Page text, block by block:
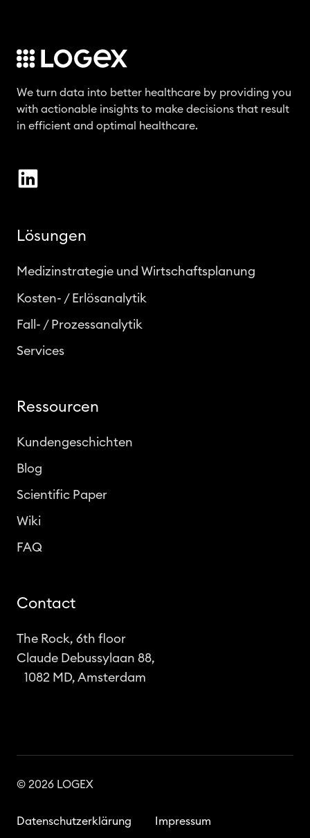
We turn data into better healthcare by providing you
with actionable insights to make decisions that result
in efficient and optimal healthcare.
Lösungen
Medizinstrategie und Wirtschaftsplanung
Kosten- / Erlösanalytik
Fall- / Prozessanalytik
Services
Ressourcen
Kundengeschichten
Blog
Scientific Paper
Wiki
FAQ
Contact
The Rock, 6th floor
Claude Debussylaan 88,
1082 MD, Amsterdam
© 2026 LOGEX
Datenschutzerklärung Impressum